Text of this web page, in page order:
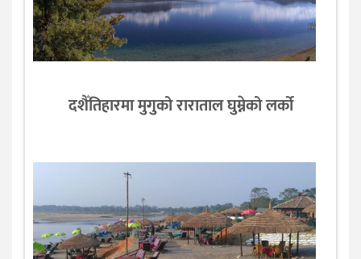
दशैँतिहारमा मुगुको राराताल घुम्नेको लर्को